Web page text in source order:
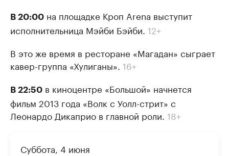
В 20:00 на площадке Кроп Arena выступит
исполнительница Мэйби Бэйби. 12+
В это же время в ресторане «Магадан» сыграет
кавер-группа «Хулиганы». 16+
В 22:50 в киноцентре «Большой» начнется
фильм 2013 года «Волк с Уолл-стрит» с
Леонардо Дикаприо в главной роли. 18+
Суббота, 4 июня